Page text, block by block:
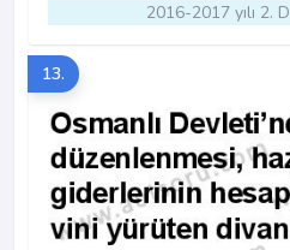
2016-2017 yılı 2.
13.